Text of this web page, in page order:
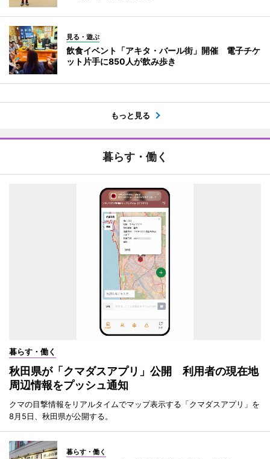
見る・遊ぶ
飲食イベント「アキタ・バール街」開催 電子チケ
ット片手に850人が飲み歩き
もっと見る
暮らす・働く
暮らす・働く
秋田県が「クマダスアプリ」公開 利用者の現在地
周辺情報をプッシュ通知
クマの目撃情報をリアルタイムでマップ表示する「クマダスアプリ」を
8月5日、秋田県が公開する。
暮らす・働く